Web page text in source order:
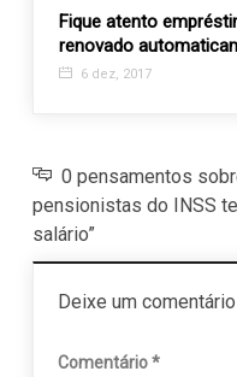
Fique atento
renovado
6 dez, 2017
0 pensamentos
pensionistas do INSS
salário”
Deixe um comentário
Comentário*